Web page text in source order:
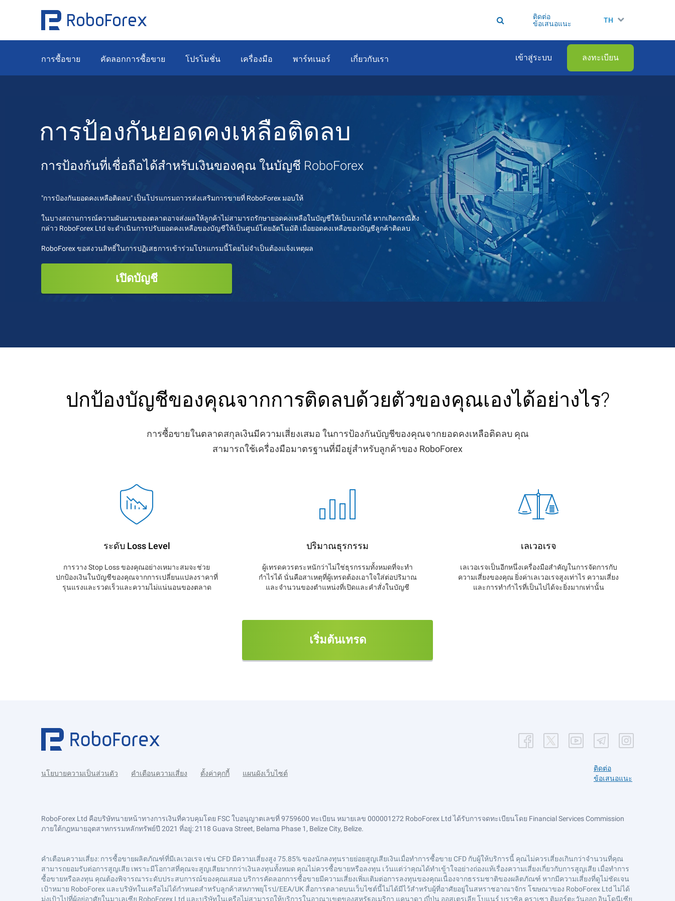
ติดต่อ
ข้อเสนอแนะ
TH
การซื้อขาย คัดลอกการซื้อขาย โปรโมชั่น เครื่องมือ พาร์ทเนอร์ เกี่ยวกับเรา เข้าสู่ระบบ ลงทะเบียน
การป้องกันยอดคงเหลือติดลบ
การป้องกันที่เชื่อถือได้สำหรับเงินของคุณ ในบัญชี RoboForex
"การป้องกันยอดคงเหลือติดลบ" เป็นโปรแกรมถาวรส่งเสริมการขายที่ RoboForex มอบให้
ในบางสถานการณ์ความผันผวนของตลาดอาจส่งผลให้ลูกค้าไม่สามารถรักษายอดคงเหลือในบัญชีให้เป็นบวกได้ หากเกิดกรณีดัง
กล่าว RoboForex Ltd จะดำเนินการปรับยอดคงเหลือของบัญชีให้เป็นศูนย์โดยอัตโนมัติ เมื่อยอดคงเหลือของบัญชีลูกค้าติดลบ
RoboForex ขอสงวนสิทธิ์ในการปฏิเสธการเข้าร่วมโปรแกรมนี้โดยไม่จำเป็นต้องแจ้งเหตุผล
เปิดบัญชี
ปกป้องบัญชีของคุณจากการติดลบด้วยตัวของคุณเองได้อย่างไร?
การซื้อขายในตลาดสกุลเงินมีความเสี่ยงเสมอ ในการป้องกันบัญชีของคุณจากยอดคงเหลือติดลบ คุณ
สามารถใช้เครื่องมือมาตรฐานที่มีอยู่สำหรับลูกค้าของ RoboForex
ระดับ Loss Level
การวาง Stop Loss ของคุณอย่างเหมาะสมจะช่วย
ปกป้องเงินในบัญชีของคุณจากการเปลี่ยนแปลงราคาที่
รุนแรงและรวดเร็วและความไม่แน่นอนของตลาด
ปริมาณธุรกรรม
ผู้เทรดควรตระหนักว่าไม่ใช่ธุรกรรมทั้งหมดที่จะทำ
กำไรได้ นั่นคือสาเหตุที่ผู้เทรดต้องเอาใจใส่ต่อปริมาณ
และจำนวนของตำแหน่งที่เปิดและคำสั่งในบัญชี
เลเวอเรจ
เลเวอเรจเป็นอีกหนึ่งเครื่องมือสำคัญในการจัดการกับ
ความเสี่ยงของคุณ ยิ่งค่าเลเวอเรจสูงเท่าไร ความเสี่ยง
และการทำกำไรที่เป็นไปได้จะยิ่งมากเท่านั้น
เริ่มต้นเทรด
นโยบายความเป็นส่วนตัว คำเตือนความเสี่ยง ตั้งค่าคุกกี้ แผนผังเว็บไซต์
ติดต่อ
ข้อเสนอแนะ
RoboForex Ltd คือบริษัทนายหน้าทางการเงินที่ควบคุมโดย FSC ใบอนุญาตเลขที่ 9759600 ทะเบียน หมายเลข 000001272 RoboForex Ltd ได้รับการจดทะเบียนโดย Financial Services Commission
ภายใต้กฎหมายอุตสาหกรรมหลักทรัพย์ปี 2021 ที่อยู่: 2118 Guava Street, Belama Phase 1, Belize City, Belize.
คำเตือนความเสี่ยง: การซื้อขายผลิตภัณฑ์ที่มีเลเวอเรจ เช่น CFD มีความเสี่ยงสูง 75.85% ของนักลงทุนรายย่อยสูญเสียเงินเมื่อทำการซื้อขาย CFD กับผู้ให้บริการนี้ คุณไม่ควรเสี่ยงเกินกว่าจำนวนที่คุณ
สามารถยอมรับต่อการสูญเสีย เพราะมีโอกาสที่คุณจะสูญเสียมากกว่าเงินลงทุนทั้งหมด คุณไม่ควรซื้อขายหรือลงทุน เว้นแต่ว่าคุณได้ทำเข้าใจอย่างถ่องแท้เรื่องความเสี่ยงเกี่ยวกับการสูญเสีย เมื่อทำการ
ซื้อขายหรือลงทุน คุณต้องพิจารณาระดับประสบการณ์ของคุณเสมอ บริการคัดลอกการซื้อขายมีความเสี่ยงเพิ่มเติมต่อการลงทุนของคุณเนื่ิองจากธรรมชาติของผลิตภัณฑ์ หากมีความเสี่ยงที่ดูไม่ชัดเจน
เป้าหมาย RoboForex และบริษัทในเครือไม่ได้กำหนดสำหรับลูกค้าสหภาพยุโรป/EEA/UK สื่อการตลาดบนเว็บไซต์นี้ไม่ได้มีไว้สำหรับผู้ที่อาศัยอยู่ในสหราชอาณาจักร โฆษณาของ RoboForex Ltd ไม่ได้
มุ่งเป้าไปที่ผู้อยู่อาศัยในมาเลเซีย RoboForex Ltd และบริษัทในเครือไม่สามารถให้บริการในอาณาเขตของสหรัฐอเมริกา แคนาดา ญี่ปุ่น ออสเตรเลีย โบแนร์ บราซิล คูราเซา ติมอร์ตะวันออก อินโดนีเซีย